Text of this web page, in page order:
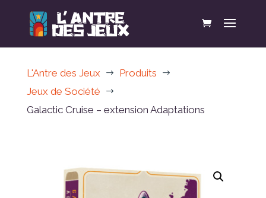
L'Antre des Jeux $ Produits $
Jeux de Société $
Galactic Cruise – extension Adaptations